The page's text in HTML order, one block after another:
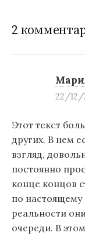
п
о
з
а
п
и
2
22/12/
Этот текст
других. В нем
взгляд,
постоянно
конце концов
по
реальности
очереди. В